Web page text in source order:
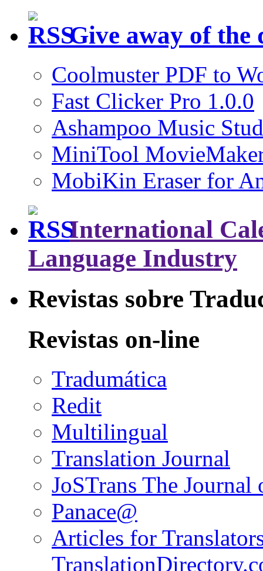
Give away of the
Coolmuster PDF to
Fast Clicker Pro 1.0.0
Ashampoo Music
MiniTool
MobiKin Eraser for
International
Language Industry
Revistas sobre
Revistas on-line
Tradumática
Redit
Multilingual
Translation Journal
JoSTrans The
Panace@
Articles for